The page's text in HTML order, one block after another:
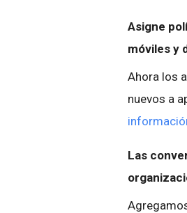
Asigne
móviles y
Ahora los
nuevos a
Las